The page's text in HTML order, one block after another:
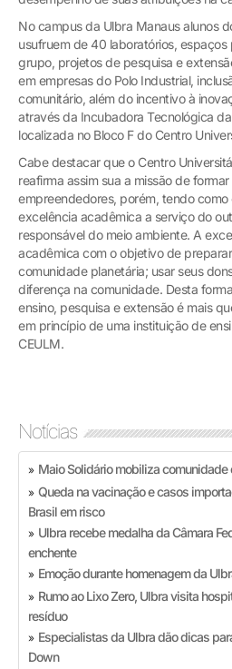
No campus da Ulbra Manaus alunos
usufruem de 40 laboratórios,
grupo, projetos de pesquisa e
em empresas do Polo Industrial,
comunitário, além do incentivo à
através da Incubadora Tecnológica da
localizada no Bloco F do Centro
Cabe destacar que o Centro
reafirma assim sua a missão de
empreendedores, porém, tendo
excelência acadêmica a serviço do
responsável do meio ambiente. A
acadêmica com o objetivo de
comunidade planetária; usar seus
diferença na comunidade. Desta
ensino, pesquisa e extensão é mais
em princípio de uma instituição de
CEULM.
Notícias
» Maio Solidário mobiliza comunidade
» Queda na vacinação e casos
Brasil em risco
» Ulbra recebe medalha da Câmara
enchente
» Emoção durante homenagem da
» Rumo ao Lixo Zero, Ulbra visita
resíduo
» Especialistas da Ulbra dão dicas
Down